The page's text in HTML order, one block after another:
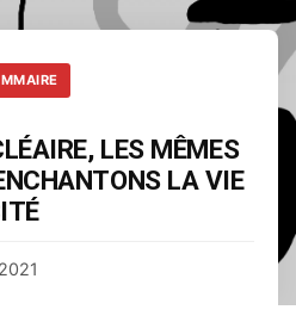
LES MÊMES
LA VIE